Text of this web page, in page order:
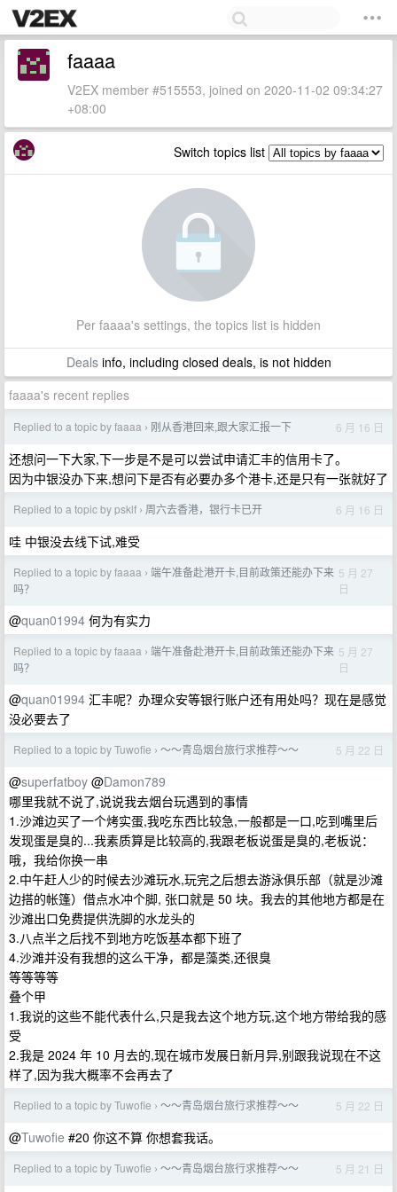
faaaa
V2EX member #515553, joined on 2020-11-02 09:34:27
+08:00
Switch topics list
Per faaaa's settings, the topics list is hidden
Dealsinfo, including closed deals, is not hidden
faaaa's recent replies
Replied to a topic by faaaa › 刚从香港回来,跟大家汇报一下 6 月 16 日
还想问一下大家,下一步是不是可以尝试申请汇丰的信用卡了。
因为中银没办下来,想问下是否有必要办多个港卡,还是只有一张就好了
Replied to a topic by psklf › 周六去香港，银行卡已开 6 月 16 日
哇 中银没去线下试,难受
Replied to a topic by faaaa › 端午准备赴港开卡,目前政策还能办下来
吗？
5 月 27
日
@quan01994 何为有实力
Replied to a topic by faaaa › 端午准备赴港开卡,目前政策还能办下来
吗？
5 月 27
日
@quan01994 汇丰呢？办理众安等银行账户还有用处吗？现在是感觉
没必要去了
Replied to a topic by Tuwofie › ～～青岛烟台旅行求推荐～～ 5 月 22 日
@superfatboy @Damon789
哪里我就不说了,说说我去烟台玩遇到的事情
1.沙滩边买了一个烤实蛋,我吃东西比较急,一般都是一口,吃到嘴里后
发现蛋是臭的...我素质算是比较高的,我跟老板说蛋是臭的,老板说：
哦，我给你换一串
2.中午赶人少的时候去沙滩玩水,玩完之后想去游泳俱乐部（就是沙滩
边搭的帐篷）借点水冲个脚, 张口就是 50 块。我去的其他地方都是在
沙滩出口免费提供洗脚的水龙头的
3.八点半之后找不到地方吃饭基本都下班了
4.沙滩并没有我想的这么干净，都是藻类,还很臭
等等等等
叠个甲
1.我说的这些不能代表什么,只是我去这个地方玩,这个地方带给我的感
受
2.我是 2024 年 10 月去的,现在城市发展日新月异,别跟我说现在不这
样了,因为我大概率不会再去了
Replied to a topic by Tuwofie › ～～青岛烟台旅行求推荐～～ 5 月 22 日
@Tuwofie #20 你这不算 你想套我话。
Replied to a topic by Tuwofie › ～～青岛烟台旅行求推荐～～ 5 月 21 日